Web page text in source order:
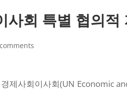
사회 특별 협의적
사회이사회(UN Economic